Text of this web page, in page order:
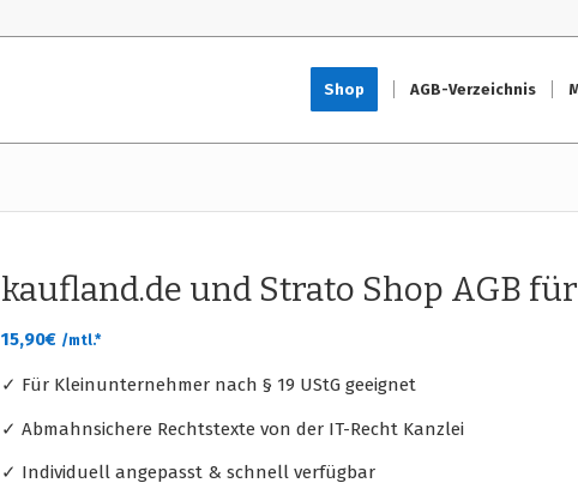
Shop AGB-Verzeichnis
kaufland.de und Strato Shop AGB
15,90€ /mtl.*
✓ Für Kleinunternehmer nach § 19 UStG geeignet
✓ Abmahnsichere Rechtstexte von der IT-Recht Kanzlei
✓ Individuell angepasst & schnell verfügbar